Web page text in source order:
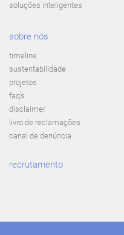
soluções inteligentes
sobre nós
timeline
sustentabilidade
projetos
faq's
disclaimer
livro de reclamações
canal de denúncia
recrutamento